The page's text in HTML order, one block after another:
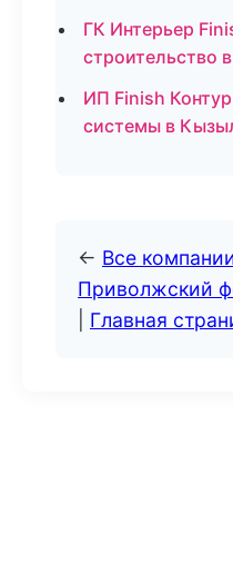
ГК Интерьер
строительство
ИП Finish
системы в
← Все
Приволжский
Главная